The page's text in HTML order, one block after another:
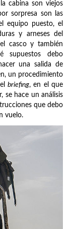
cabina son viejos
sorpresa son las
equipo puesto, el
y arneses del
casco y también
supuestos debo
una salida de
un procedimiento
elbriefing, en el que
se hace un análisis
que debo
vuelo.